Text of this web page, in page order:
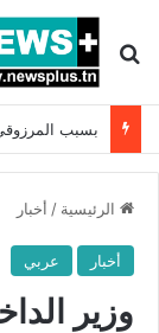
بحث عن
الرئيسية / أخبار
أخبار عربي
وزير